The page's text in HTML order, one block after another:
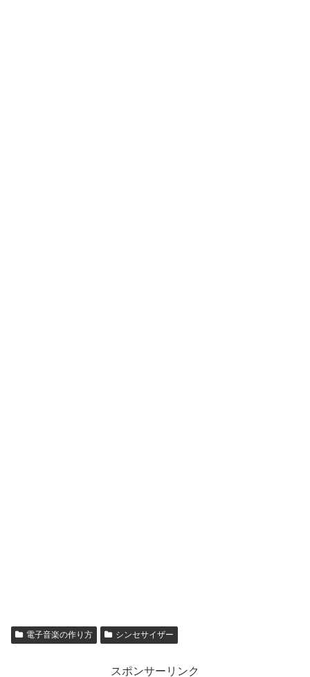
電子音楽の作り方 シンセサイザー
スポンサーリンク